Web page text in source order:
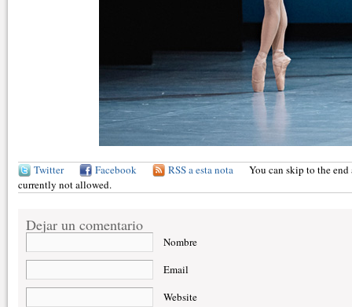
Twitter Facebook RSS a esta nota
You can skip to the
currently not allowed.
Dejar un comentario
Nombre
Email
Website